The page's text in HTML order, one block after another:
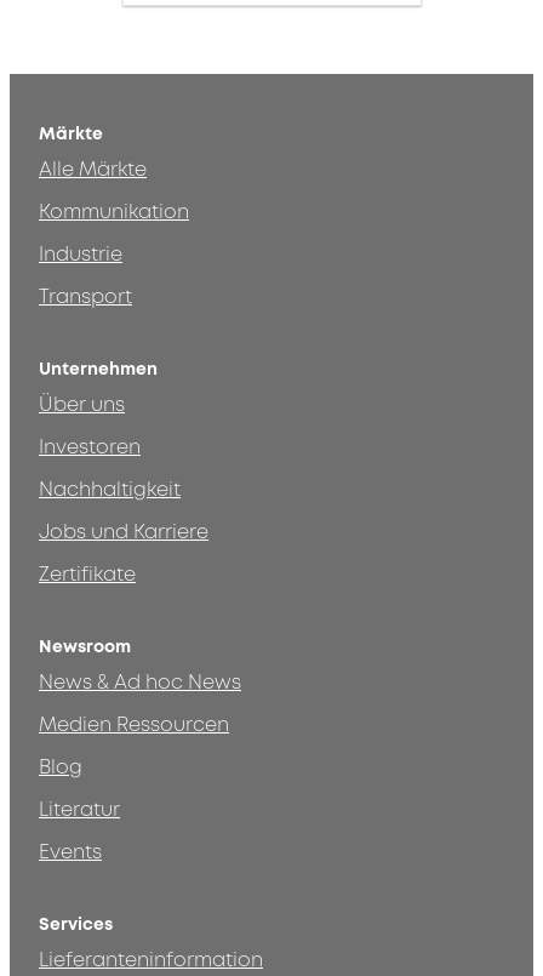
Märkte
Alle Märkte
Kommunikation
Industrie
Transport
Unternehmen
Über uns
Investoren
Nachhaltigkeit
Jobs und Karriere
Zertifikate
Newsroom
News & Ad hoc News
Medien Ressourcen
Blog
Literatur
Events
Services
Lieferanteninformation